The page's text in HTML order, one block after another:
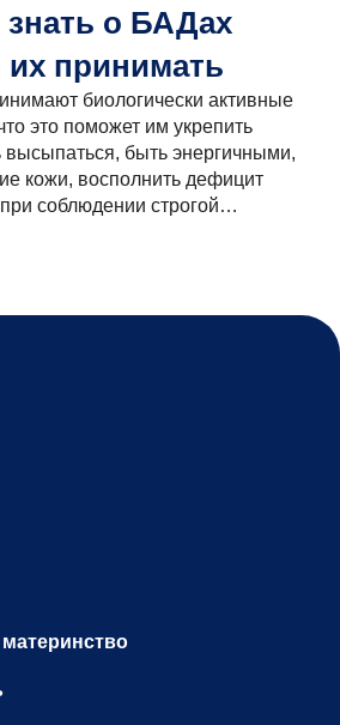
о БАДах
их принимать
биологически активные
это поможет им укрепить
высыпаться, быть энергичными,
кожи, восполнить дефицит
соблюдении строгой…